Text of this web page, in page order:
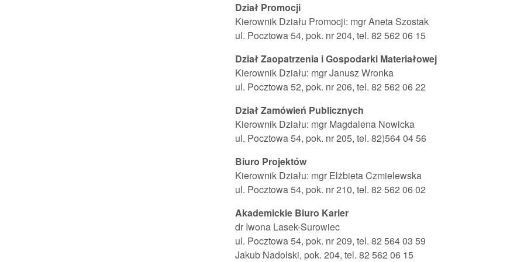
Dział Promocji
Kierownik Działu Promocji: mgr Aneta Szostak
ul. Pocztowa 54, pok. nr 204, tel. 82 562 06 15
Dział Zaopatrzenia i Gospodarki Materiałowej
Kierownik Działu: mgr Janusz Wronka
ul. Pocztowa 52, pok. nr 206, tel. 82 562 06 22
Dział Zamówień Publicznych
Kierownik Działu: mgr Magdalena Nowicka
ul. Pocztowa 54, pok. nr 205, tel. 82)564 04 56
Biuro Projektów
Kierownik Działu: mgr Elżbieta Czmielewska
ul. Pocztowa 54, pok. nr 210, tel. 82 562 06 02
Akademickie Biuro Karier
dr Iwona Lasek-Surowiec
ul. Pocztowa 54, pok. nr 209, tel. 82 564 03 59
Jakub Nadolski, pok. 204, tel. 82 562 06 15